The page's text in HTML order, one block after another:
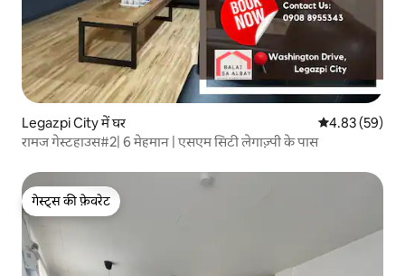
Legazpi City में घर औसत रेटिंग 5 में
4.83 (59)
रामज गेस्टहाउस#2| 6 मेहमान | एसएम सिटी लेगाज़्पी के पास
गेस्ट्स की फ़ेवरेट
गेस्ट्स की फ़ेवरेट